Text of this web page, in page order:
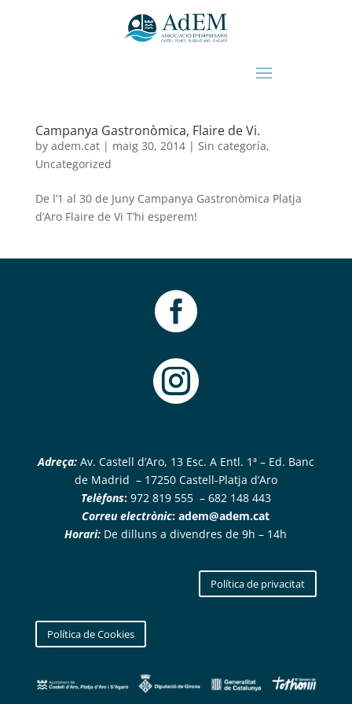
Campanya Gastronòmica, Flaire de Vi.
by adem.cat| maig 30, 2014| Sin categoría,
Uncategorized
De l’1 al 30 de Juny Campanya Gastronòmica Platja
d’Aro Flaire de Vi T’hi esperem!


Adreça:Av. Castell d’Aro, 13 Esc. A Entl. 1ª – Ed. Banc
de Madrid – 17250 Castell-Platja d’Aro
Telèfons:972 819 555 – 682 148 443
Correu electrònic:adem@adem.cat
Horari: De dilluns a divendres de 9h – 14h
Política de privacitat
Política de Cookies